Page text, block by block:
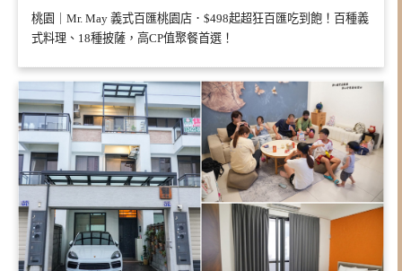
桃園｜Mr. May 義式百匯桃園店．$498起超狂百匯吃到飽！百種義
式料理、18種披薩，高CP值聚餐首選！